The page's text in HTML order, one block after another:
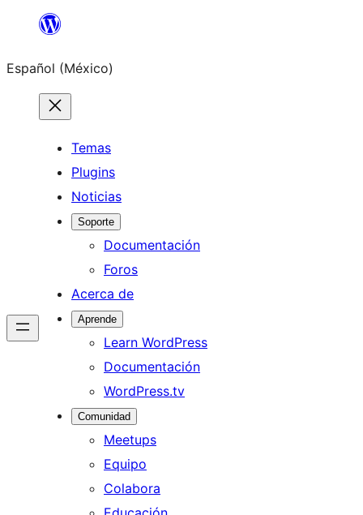
Saltar
contenido
Español (México)
Temas
Plugins
Noticias
Soporte
Documentación
Foros
Acerca de
Aprende
Learn WordPress
Documentación
WordPress.tv
Comunidad
Meetups
Equipo
Colabora